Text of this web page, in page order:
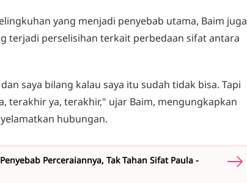
yang menjadi penyebab utama, Baim juga
terjadi perselisihan terkait perbedaan sifat antara
saya bilang kalau saya itu sudah tidak bisa. Tapi
terakhir ya, terakhir," ujar Baim, mengungkapkan
hubungan.
Perceraiannya, Tak Tahan Sifat Paula -